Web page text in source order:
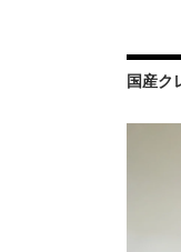
国産ク